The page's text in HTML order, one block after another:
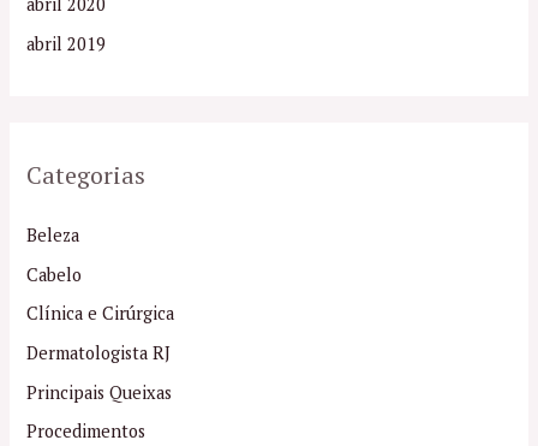
abril 2019
Categorias
Beleza
Cabelo
Clínica e Cirúrgica
Dermatologista RJ
Principais Queixas
Procedimentos